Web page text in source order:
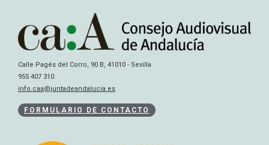
Calle Pagés del Corro, 90 B, 41010 - Sevilla
955 407 310
info.caa@juntadeandalucia.es
FORMULARIO DE CONTACTO